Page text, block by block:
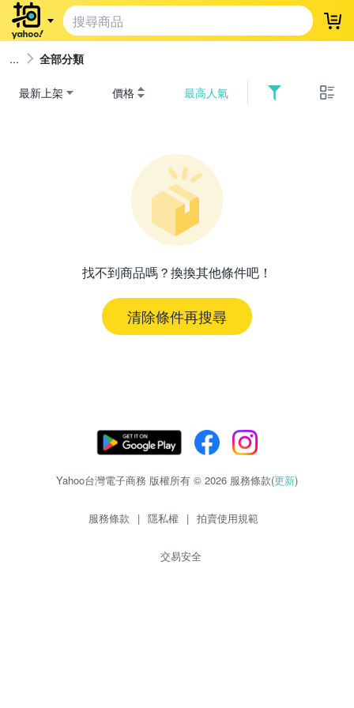
登
全部分類
最新上架 價格 最高人氣
找不到商品嗎？換換其他條件吧！
清除條件再搜尋
Yahoo台灣電子商務 版權所有 © 2026 服務條款(更新)
服務條款 | 隱私權 | 拍賣使用規範
交易安全